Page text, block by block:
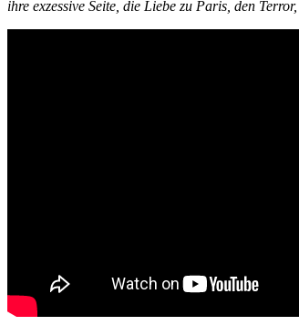
ihre exzessive Seite, die Liebe zu Paris, den